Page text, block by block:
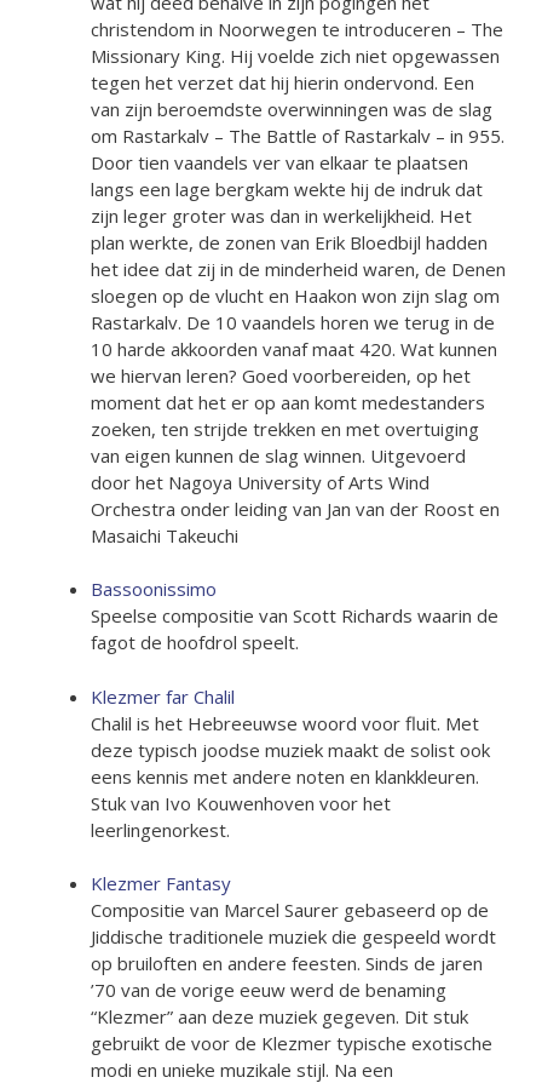
christendom in Noorwegen te introduceren – The
Missionary King. Hij voelde zich niet opgewassen
tegen het verzet dat hij hierin ondervond. Een
van zijn beroemdste overwinningen was de slag
om Rastarkalv – The Battle of Rastarkalv – in 955.
Door tien vaandels ver van elkaar te plaatsen
langs een lage bergkam wekte hij de indruk dat
zijn leger groter was dan in werkelijkheid. Het
plan werkte, de zonen van Erik Bloedbijl hadden
het idee dat zij in de minderheid waren, de Denen
sloegen op de vlucht en Haakon won zijn slag om
Rastarkalv. De 10 vaandels horen we terug in de
10 harde akkoorden vanaf maat 420. Wat kunnen
we hiervan leren? Goed voorbereiden, op het
moment dat het er op aan komt medestanders
zoeken, ten strijde trekken en met overtuiging
van eigen kunnen de slag winnen. Uitgevoerd
door het Nagoya University of Arts Wind
Orchestra onder leiding van Jan van der Roost en
Masaichi Takeuchi
Bassoonissimo
Speelse compositie van Scott Richards waarin de
fagot de hoofdrol speelt.
Klezmer far Chalil
Chalil is het Hebreeuwse woord voor fluit. Met
deze typisch joodse muziek maakt de solist ook
eens kennis met andere noten en klankkleuren.
Stuk van Ivo Kouwenhoven voor het
leerlingenorkest.
Klezmer Fantasy
Compositie van Marcel Saurer gebaseerd op de
Jiddische traditionele muziek die gespeeld wordt
op bruiloften en andere feesten. Sinds de jaren
’70 van de vorige eeuw werd de benaming
“Klezmer” aan deze muziek gegeven. Dit stuk
gebruikt de voor de Klezmer typische exotische
modi en unieke muzikale stijl. Na een